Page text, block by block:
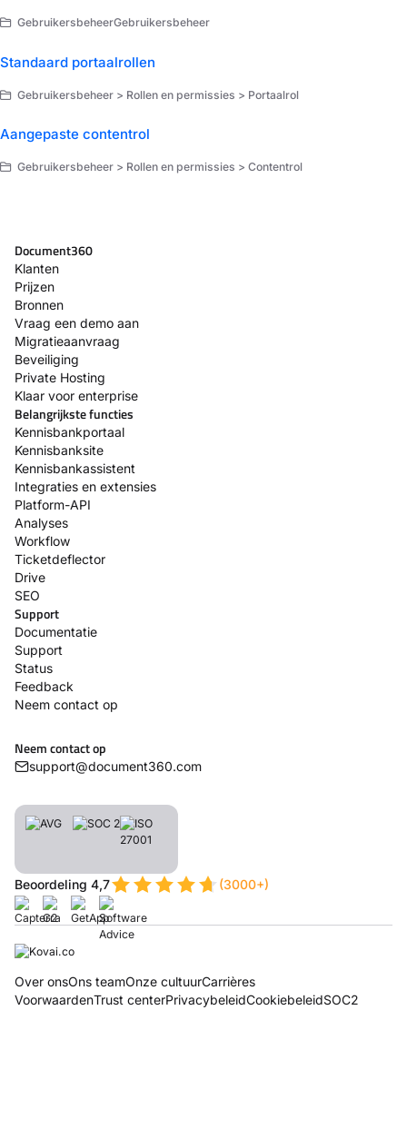
GebruikersbeheerGebruikersbeheer
Standaard portaalrollen
Gebruikersbeheer > Rollen en permissies > Portaalrol
Aangepaste contentrol
Gebruikersbeheer > Rollen en permissies > Contentrol
Document360
Klanten
Prijzen
Bronnen
Vraag een demo aan
Migratieaanvraag
Beveiliging
Private Hosting
Klaar voor enterprise
Belangrijkste functies
Kennisbankportaal
Kennisbanksite
Kennisbankassistent
Integraties en extensies
Platform-API
Analyses
Workflow
Ticketdeflector
Drive
SEO
Support
Documentatie
Support
Status
Feedback
Neem contact op
Neem contact op
support@document360.com
Beoordeling 4,7 (3000+)
Over onsOns teamOnze cultuurCarrières
VoorwaardenTrust centerPrivacybeleidCookiebeleidSOC2